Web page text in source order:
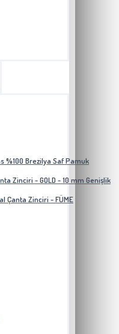
%100 Brezilya Saf Pamuk
Zinciri - GOLD - 10 mm Genişlik
Çanta Zinciri - FÜME